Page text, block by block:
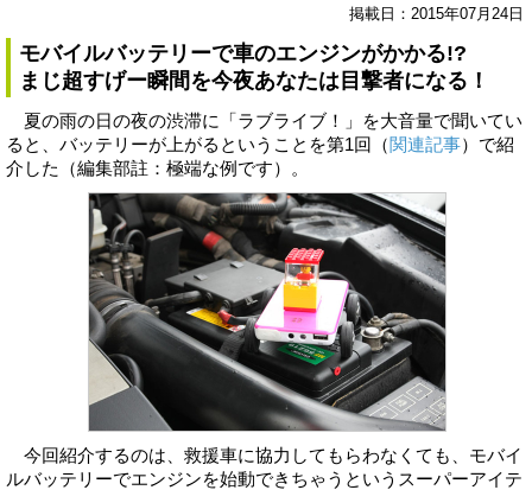
掲載日：2015年07月24日
モバイルバッテリーで車のエンジンがかかる!?
まじ超すげー瞬間を今夜あなたは目撃者になる！
夏の雨の日の夜の渋滞に「ラブライブ！」を大音量で聞いてい
ると、バッテリーが上がるということを第1回（関連記事）で紹
介した（編集部註：極端な例です）。
今回紹介するのは、救援車に協力してもらわなくても、モバイ
ルバッテリーでエンジンを始動できちゃうというスーパーアイテ